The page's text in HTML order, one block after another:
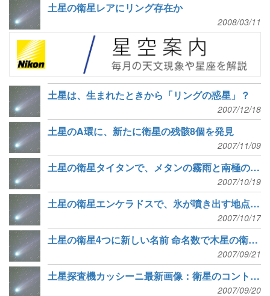
土星の衛星レアにリング存在か
2008/03/11
土星は、生まれたときから「リングの惑星」？
2007/12/18
土星のA環に、新たに衛星の残骸8個を発見
2007/11/09
土星の衛星タイタンで、メタンの霧雨と南極の湖を発見
2007/10/19
土星の衛星エンケラドスで、氷が噴き出す地点を特定
2007/10/17
土星の衛星4つに新しい名前 命名数で木星の衛星を逆転
2007/09/21
土星探査機カッシーニ最新画像：衛星のコントラストに注目
2007/09/20